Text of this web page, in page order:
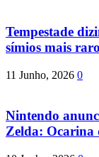
Tempestade
símios mais
11 Junho, 2026 0
Nintendo
Zelda: Ocarina